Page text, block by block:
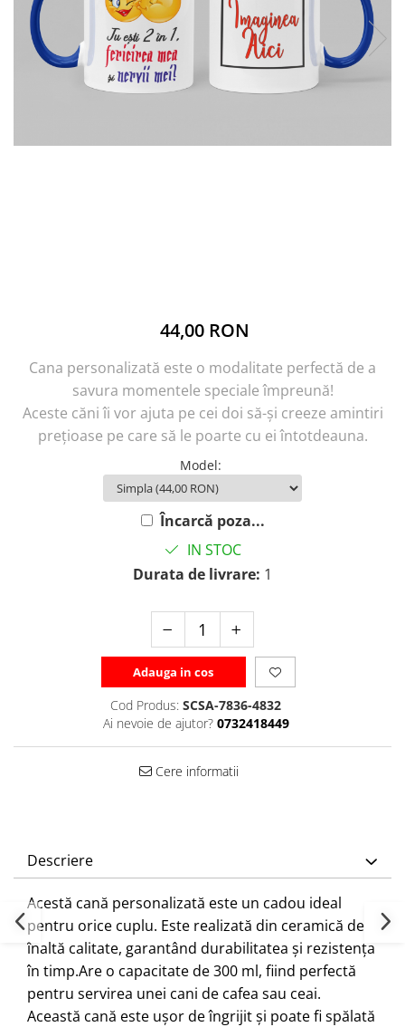
44,00 RON
Cana personalizată este o modalitate perfectă de a
savura momentele speciale împreună!
Aceste căni îi vor ajuta pe cei doi să-și creeze amintiri
prețioase pe care să le poarte cu ei întotdeauna.
Model:
Încarcă poza...
IN STOC
Durata de livrare: 1
Adauga in cos
Cod Produs: SCSA-7836-4832
Ai nevoie de ajutor? 0732418449
Cere informatii
Descriere
Acestă cană personalizată este un cadou ideal
pentru orice cuplu. Este realizată din ceramică de
înaltă calitate, garantând durabilitatea și rezistența
în timp.Are o capacitate de 300 ml, fiind perfectă
pentru servirea unei cani de cafea sau ceai.
Această cană este ușor de îngrijit și poate fi spălată